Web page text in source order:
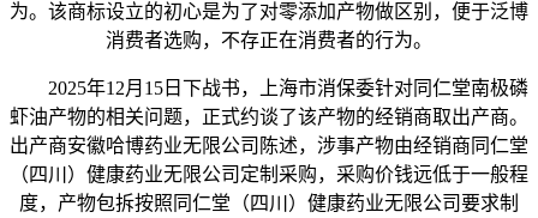
为。该商标设立的初心是为了对零添加产物做区别，便于泛博
消费者选购，不存正在消费者的行为。
2025年12月15日下战书，上海市消保委针对同仁堂南极磷
虾油产物的相关问题，正式约谈了该产物的经销商取出产商。
出产商安徽哈博药业无限公司陈述，涉事产物由经销商同仁堂
（四川）健康药业无限公司定制采购，采购价钱远低于一般程
度，产物包拆按照同仁堂（四川）健康药业无限公司要求制